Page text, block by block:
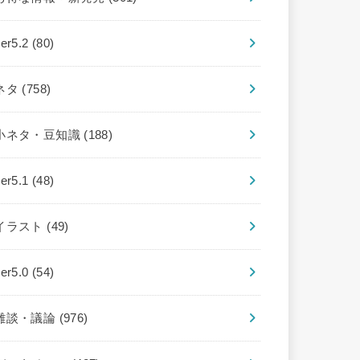
(80)
タ (758)
ネタ・豆知識 (188)
(48)
ラスト (49)
(54)
談・議論 (976)